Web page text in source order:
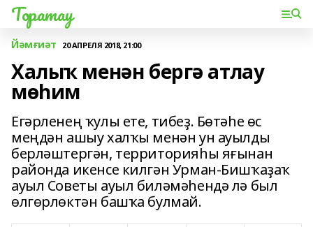
Торатау
Йәмғиәт 20 АПРЕЛЯ 2018, 21:00
Халыҡ менән бергә атлау
мөһим
Егәрленең ҡулы ете, тибеҙ. Бөтәһе өс
меңдән ашыу халҡы менән ун ауылды
берләштергән, территорияһы яғынан
районда икенсе килгән Урман-Бишҡаҙаҡ
ауыл Советы ауыл биләмәһендә лә был
өлгөрлөктән башҡа булмай.